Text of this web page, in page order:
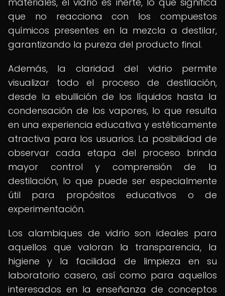
que no reacciona con los compuestos
químicos presentes en la mezcla a destilar,
garantizando la pureza del producto final.
Además, la claridad del vidrio permite
visualizar todo el proceso de destilación,
desde la ebullición de los líquidos hasta la
condensación de los vapores, lo que resulta
en una experiencia educativa y estéticamente
atractiva para los usuarios. La posibilidad de
observar cada etapa del proceso brinda
mayor control y comprensión de la
destilación, lo que puede ser especialmente
útil para propósitos educativos o de
experimentación.
Los alambiques de vidrio son ideales para
aquellos que valoran la transparencia, la
higiene y la facilidad de limpieza en su
laboratorio casero, así como para aquellos
interesados en la enseñanza de conceptos